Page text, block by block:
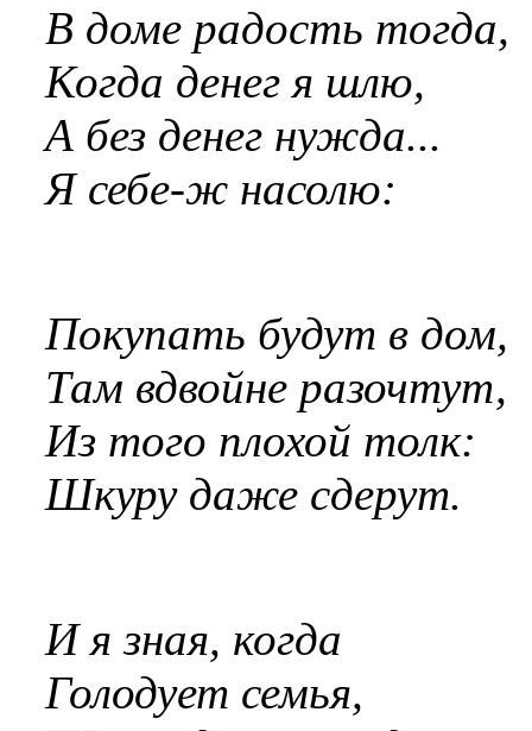
В доме радость тогда,
Когда денег я шлю,
А без денег нужда...
Я себе-ж насолю:
Покупать будут в дом,
Там вдвойне разочтут,
Из того плохой толк:
Шкуру даже сдерут.
И я зная, когда
Голодует семья,